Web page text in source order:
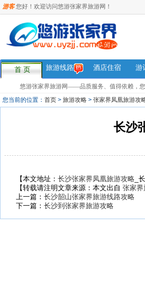
游客您好！欢迎访问悠游张家界旅游网！
首 页
悠游张家界旅游网——品质服务、值得依赖，您
旅游线路 酒店住宿 游
您当前的位置： 首页 > 旅游攻略 > 张家界凤凰旅游攻
长沙
【本文地址： 长沙张家界凤凰旅游攻略 _
【转载请注明文章来源：本文出自 张家界
上一篇： 长沙韶山张家界旅游线路攻略
下一篇： 长沙到张家界旅游攻略